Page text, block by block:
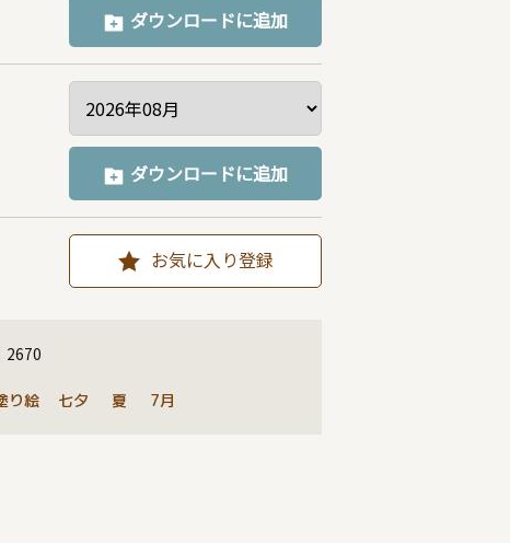
ダウンロードに追加
ダウンロードに追加
お気に入り登録
2670
り絵 七夕 夏 7月